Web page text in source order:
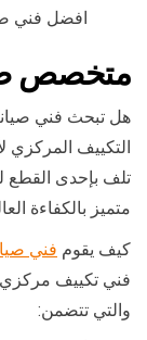
افضل فني
متخصص
هل تبحث فني
التكييف المركزي
تلف بإحدى القطع
متميز بالكفاءة
كيف يقوم فني
فني تكييف مركزي
والتي تتضمن: